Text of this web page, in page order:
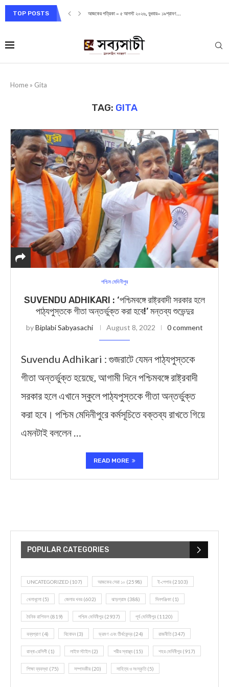
TOP POSTS আজকের পত্রিকা – ৫ আগস্ট ২০২৬, বুধবার– ১৯শ্রাবণ...
Home » Gita
TAG: GITA
পশ্চিম মেদিনীপুর
SUVENDU ADHIKARI : ‘পশ্চিমবঙ্গে রাষ্ট্রবাদী সরকার হলে
পাঠ্যপুস্তকে গীতা অন্তর্ভুক্ত করা হবে!’ মন্তব্য শুভেন্দুর
byBiplabi Sabyasachi August 8, 2022 0 comment
Suvendu Adhikari : গুজরাটে যেমন পাঠ্যপুস্তকে
গীতা অন্তর্ভুক্ত হয়েছে, আগামী দিনে পশ্চিমবঙ্গে রাষ্ট্রবাদী
সরকার হলে এখানে স্কুলে পাঠ্যপুস্তকে গীতা অন্তর্ভুক্ত
করা হবে। পশ্চিম মেদিনীপুরে কর্মসূচিতে বক্তব্য রাখতে গিয়ে
এমনটাই বললেন …
READ MORE
POPULAR CATEGORIES
UNCATEGORIZED (107) আজকের সেরা ১০ (2598) ই-পেপার (2103)
খেলাধূলো (5) জেলার খবর (602) ঝাড়গ্রাম (388) দিনপঞ্জিকা (1)
দৈনিক রাশিফল (819) পশ্চিম মেদিনীপুর (2937) পূর্ব মেদিনীপুর (1120)
বন্যপ্রাণ (4) বিনোদন(3) ভ্রমণ এবং তীর্থকেন্দ্র (24) রাজনীতি(347)
রান্না-রেসিপী (1) লাইফ স্টাইল (2) শরীর স্বাস্থ্য (15) শহর মেদিনীপুর (917)
শিক্ষা ব্যবস্থা (75) সম্পাদকীয় (20) সাহিত্য ও সংস্কৃতি(5)